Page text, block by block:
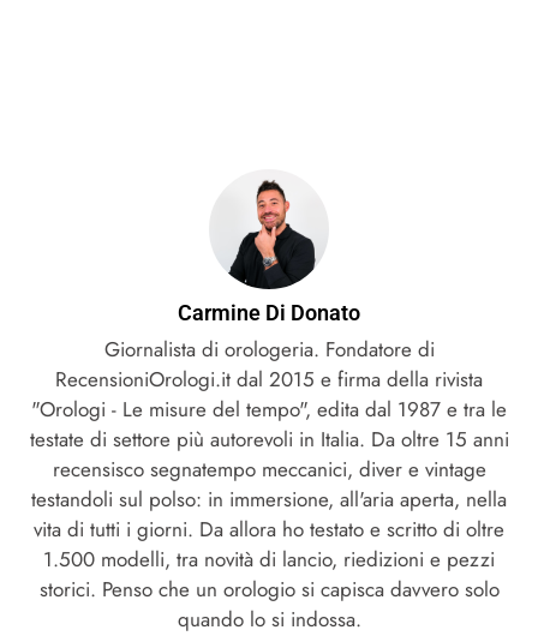
Carmine Di Donato
Giornalista di orologeria. Fondatore di
RecensioniOrologi.it dal 2015 e firma della rivista
"Orologi - Le misure del tempo", edita dal 1987 e tra le
testate di settore più autorevoli in Italia. Da oltre 15 anni
recensisco segnatempo meccanici, diver e vintage
testandoli sul polso: in immersione, all'aria aperta, nella
vita di tutti i giorni. Da allora ho testato e scritto di oltre
1.500 modelli, tra novità di lancio, riedizioni e pezzi
storici. Penso che un orologio si capisca davvero solo
quando lo si indossa.